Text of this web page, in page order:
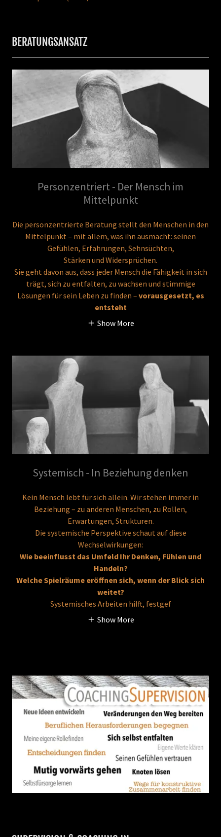
BERATUNGSANSATZ
Personzentriert - Der Mensch im
Mittelpunkt
Die personzentrierte Beratung stellt den Menschen in den
Mittelpunkt – mit allem, was ihn ausmacht: seinen
Gefühlen, Erfahrungen, Sehnsüchten,
Stärken und Widersprüchen.
Sie geht davon aus, dass jeder Mensch die Fähigkeit in sich
trägt, sich zu entfalten, zu wachsen und stimmige
Lösungen für sein Leben zu finden – vorausgesetzt, es
entsteht
Show More
Systemisch - In Beziehung denken
Kein Mensch lebt für sich allein. Wir stehen immer in
Beziehung – zu anderen Menschen, zu Rollen,
Erwartungen, Strukturen.
Die systemische Perspektive schaut auf diese
Wechselwirkungen:
Wie beeinflusst das Umfeld Ihr Denken, Fühlen und
Handeln?
Welche Spielräume eröffnen sich, wenn der Blick sich
weitet?
Systemisches Arbeiten hilft, festgef
Show More